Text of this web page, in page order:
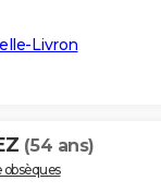
Livron
(54 ans)